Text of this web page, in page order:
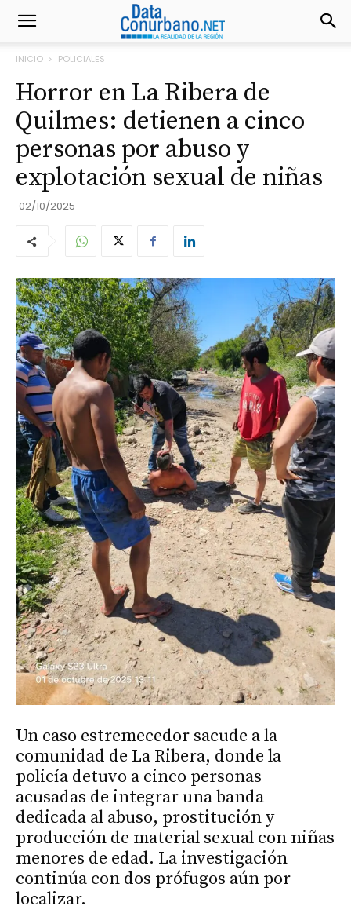
INICIO POLICIALES
Horror en La Ribera de
Quilmes: detienen a cinco
personas por abuso y
explotación sexual de niñas
02/10/2025
Un caso estremecedor sacude a la
comunidad de La Ribera, donde la
policía detuvo a cinco personas
acusadas de integrar una banda
dedicada al abuso, prostitución y
producción de material sexual con niñas
menores de edad. La investigación
continúa con dos prófugos aún por
localizar.